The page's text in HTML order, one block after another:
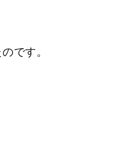
です。